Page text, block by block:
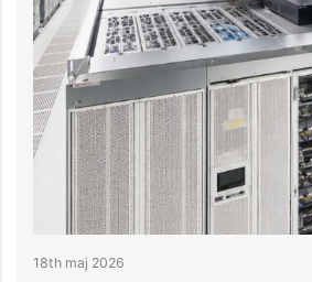
14th kwiecień 2026